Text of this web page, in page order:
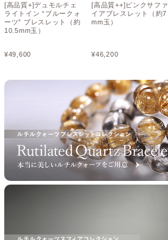
[高品質+]デュモルチェ
ライトイン “ブルークォ
ーツ” ブレスレット（約
10.5mm玉）
¥49,600
[高品質++]ピンクサファ
イアブレスレット（約7
mm玉）
¥46,200